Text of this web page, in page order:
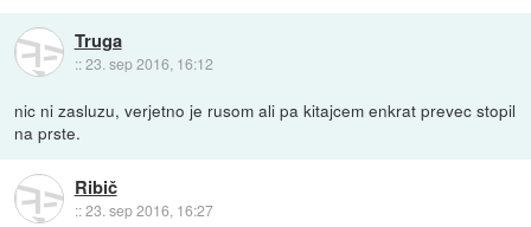
Truga
::23. sep 2016, 16:12
nic ni zasluzu, verjetno je rusom ali pa kitajcem enkrat prevec stopil
na prste.
Ribič
::23. sep 2016, 16:27